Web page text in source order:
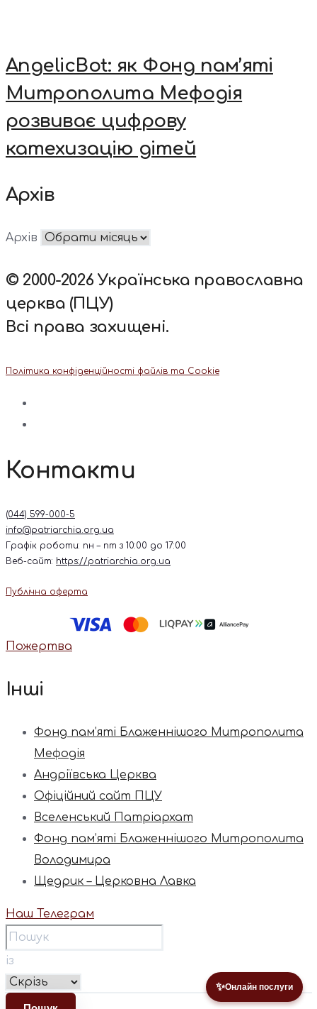
✨Онлайн послуги
AngelicBot: як Фонд пам’яті
Митрополита Мефодія
розвиває цифрову
катехизацію дітей
Архів
Архів
© 2000-2026 Українська православна
церква (ПЦУ)
Всі права захищені.
Політика конфіденційності файлів та Cookie
Контакти
(044) 599-000-5
info@patriarchia.org.ua
Графік роботи: пн – пт з 10:00 до 17:00
Веб-сайт: https://patriarchia.org.ua
Публічна оферта
Пожертва
Інші
Фонд пам’яті Блаженнішого Митрополита
Мефодія
Андріївська Церква
Офіційний сайт ПЦУ
Вселенський Патріархат
Фонд пам’яті Блаженнішого Митрополита
Володимира
Щедрик – Церковна Лавка
Наш Телеграм
із